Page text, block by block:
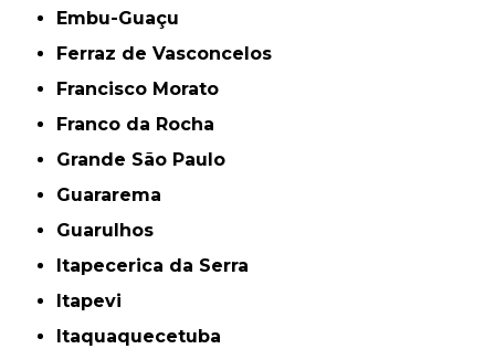
Embu-Guaçu
Ferraz de Vasconcelos
Francisco Morato
Franco da Rocha
Grande São Paulo
Guararema
Guarulhos
Itapecerica da Serra
Itapevi
Itaquaquecetuba